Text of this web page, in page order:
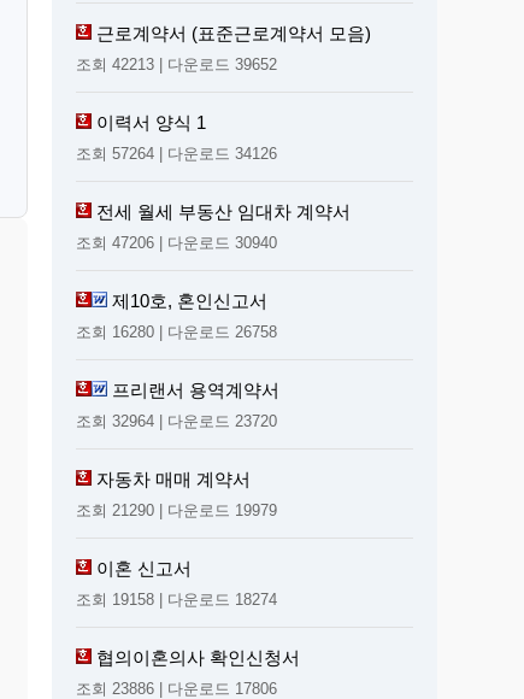
근로계약서 (표준근로계약서 모음)
조회 42213 | 다운로드 39652
이력서 양식 1
조회 57264 | 다운로드 34126
전세 월세 부동산 임대차 계약서
조회 47206 | 다운로드 30940
제10호, 혼인신고서
조회 16280 | 다운로드 26758
프리랜서 용역계약서
조회 32964 | 다운로드 23720
자동차 매매 계약서
조회 21290 | 다운로드 19979
이혼 신고서
조회 19158 | 다운로드 18274
협의이혼의사 확인신청서
조회 23886 | 다운로드 17806